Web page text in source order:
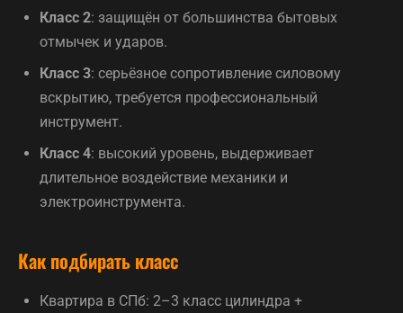
Класс 2: защищён от большинства бытовых
отмычек и ударов.
Класс 3: серьёзное сопротивление силовому
вскрытию, требуется профессиональный
инструмент.
Класс 4: высокий уровень, выдерживает
длительное воздействие механики и
электроинструмента.
Как подбирать класс
Квартира в СПб: 2–3 класс цилиндра +